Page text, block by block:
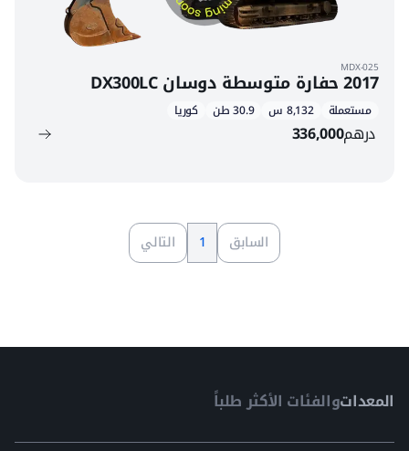
MDX-025
2017 حفارة متوسطة دوسان DX300LC
مستعملة 8,132 س 30.9 طن كوريا
درهم336,000
السابق 1 التالي
المعداتوالفئات الأكثر طلباً